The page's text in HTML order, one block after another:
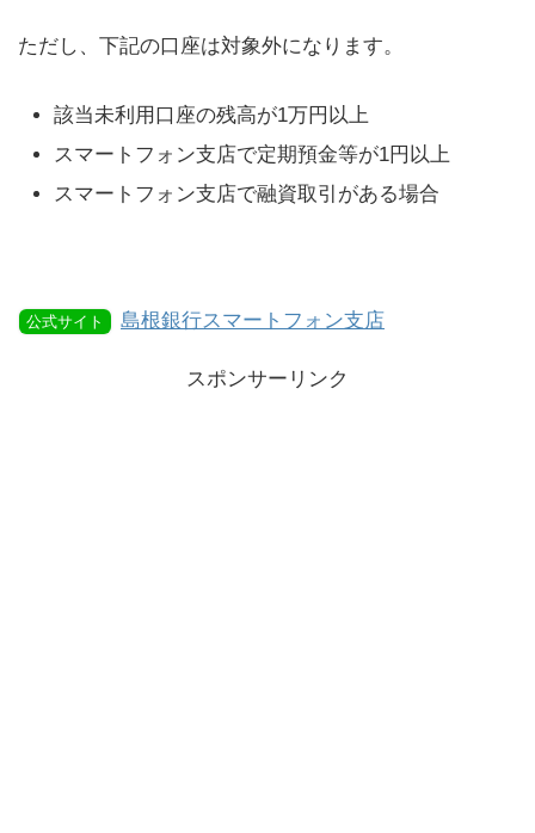
ただし、下記の口座は対象外になります。
該当未利用口座の残高が1万円以上
スマートフォン支店で定期預金等が1円以上
スマートフォン支店で融資取引がある場合
公式サイト 島根銀行スマートフォン支店
スポンサーリンク